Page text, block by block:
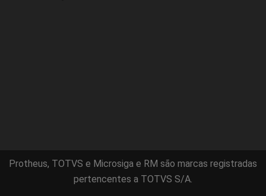
Protheus, TOTVS e Microsiga e RM são marcas registradas
pertencentes a TOTVS S/A.